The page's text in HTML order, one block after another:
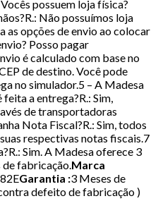
possuem loja física?
Não possuímos loja
as opções de envio ao colocar
Posso pagar
é calculado com base no
de destino. Você pode
no simulador.5 – A Madesa
a entrega?R.: Sim,
de transportadoras
Nota Fiscal?R.: Sim, todos
respectivas notas fiscais.7
Sim. A Madesa oferece 3
de fabricação.Marca
Garantia :3 Meses de
defeito de fabricação )